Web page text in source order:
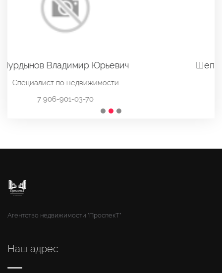
Шепетилова Оксана Александровна
Руководитель отдела продаж
7 908-033-24-62
Агентство недвижимости "ПроспекТ"
Наш адрес